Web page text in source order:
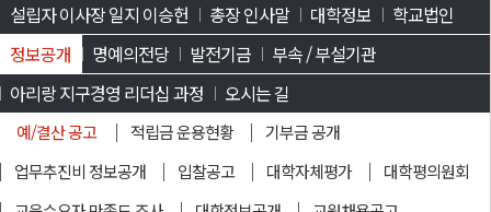
설립자 이사장 일지 이승헌 총장 인사말 대학정보
학교법인
정보공개
예/결산 공고 적립금 운용현황
기부금 공개
업무추진비 정보공개
입찰공고 대학자체평가
대학평의원회
명예의전당 발전기금
부속 / 부설기관
아리랑 지구경영 리더십 과정
오시는 길